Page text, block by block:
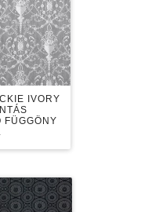
IVORY
FÜGGÖNY